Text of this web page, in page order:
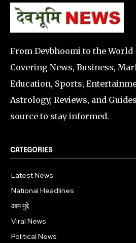
From Devbhoomi to the World
Covering News, Business,
Education, Sports,
Astrology, Reviews, and
source to stay informed.
CATEGORIES
Latest News
National Headlines
आम मुद्दे
Viral News
Political News